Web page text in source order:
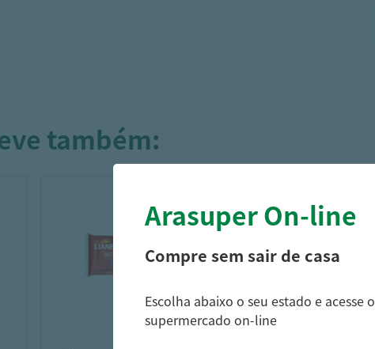
também:
Arasuper On-line
Compre sem sair de casa
Escolha abaixo o seu estado e acesse o
supermercado on-line